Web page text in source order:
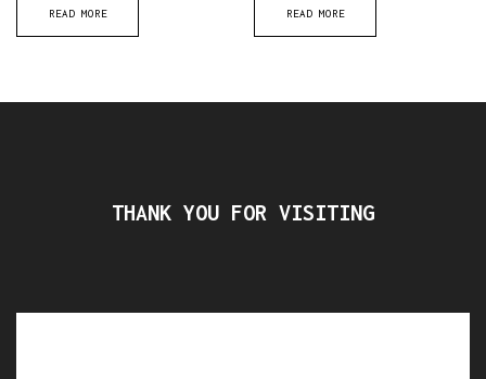
READ MORE READ MORE
THANK YOU FOR VISITING